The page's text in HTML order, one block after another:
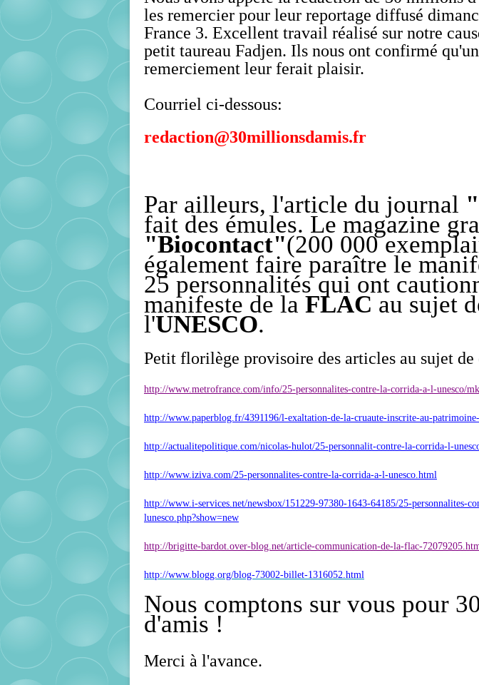
les remercier pour leur reportage diffusé
France 3. Excellent travail réalisé sur notre
petit taureau Fadjen. Ils nous ont confirmé
remerciement leur ferait plaisir.
Courriel ci-dessous:
redaction@30millionsdamis.fr
Par ailleurs, l'article du journal
fait des émules. Le magazine
"Biocontact"(200 000
également faire paraître le
25 personnalités qui ont
manifeste de la FLAC au sujet
l'UNESCO.
Petit florilège provisoire des articles au sujet de
http://www.metrofrance.com/info/25-personnalites-contre-la-corrida-a-l-unesco/
http://www.paperblog.fr/4391196/l-exaltation-de-la-cruaute-inscrite-au-
http://actualitepolitique.com/nicolas-hulot/25-personnalit-contre-la-corrida-l-
http://www.iziva.com/25-personnalites-contre-la-corrida-a-l-unesco.html
http://www.i-services.net/newsbox/151229-97380-1643-64185/25-personnalites-
lunesco.php?show=new
http://brigitte-bardot.over-blog.net/article-communication-de-la-flac-
http://www.blogg.org/blog-73002-billet-1316052.html
Nous comptons sur vous pour
d'amis !
Merci à l'avance.